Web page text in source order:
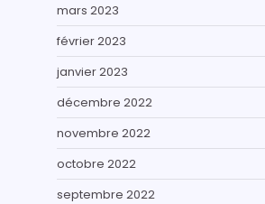
mars 2023
février 2023
janvier 2023
décembre 2022
novembre 2022
octobre 2022
septembre 2022